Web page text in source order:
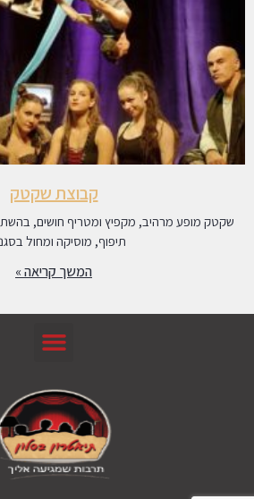
קבוצת שקטק
שקטק מופע מרהיב, מקפיץ ומטריף חושים,
תיפוף, מוסיקה ומחול
המשך קריאה »